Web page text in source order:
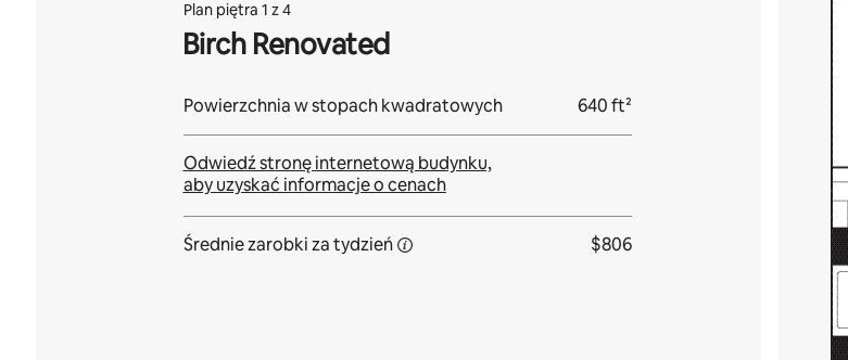
Plan piętra 1 z 4
Birch Renovated
Powierzchnia w stopach kwadratowych 640 ft²
Odwiedź stronę internetową budynku,
aby uzyskać informacje o cenach
Średnie zarobki zatydzień $806